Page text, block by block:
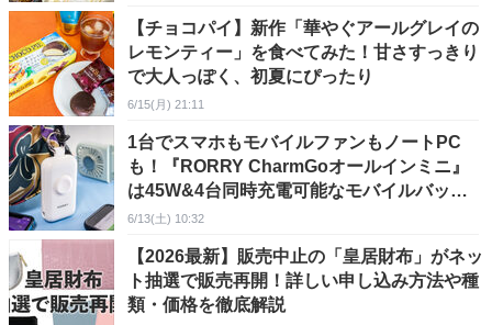
【チョコパイ】新作「華やぐアールグレイの
レモンティー」を食べてみた！甘さすっきり
で大人っぽく、初夏にぴったり
6/15(月) 21:11
1台でスマホもモバイルファンもノートPC
も！『RORRY CharmGoオールインミニ』
は45W&4台同時充電可能なモバイルバッテ
リー
6/13(土) 10:32
【2026最新】販売中止の「皇居財布」がネッ
ト抽選で販売再開！詳しい申し込み方法や種
類・価格を徹底解説